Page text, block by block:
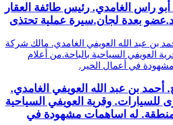
أبو راس الغامدي. رئيس طائفة العقار
بعدة لجان.سيرة عملية تحتذى
بن عبد الله العويفي الغامدي. مالك شركة
العويفي السياحية بالباحة.من أعلام
في أعمال الخير.
أحمد بن عبد الله العويفي الغامدي.
للسيارات. وقرية العويفي السياحية
له اساهمات مشهودة في